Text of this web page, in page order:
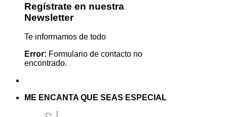
Regístrate en nuestra
Newsletter
Te informamos de todo
Error: Formulario de contacto no
encontrado.
ME ENCANTA QUE SEAS ESPECIAL